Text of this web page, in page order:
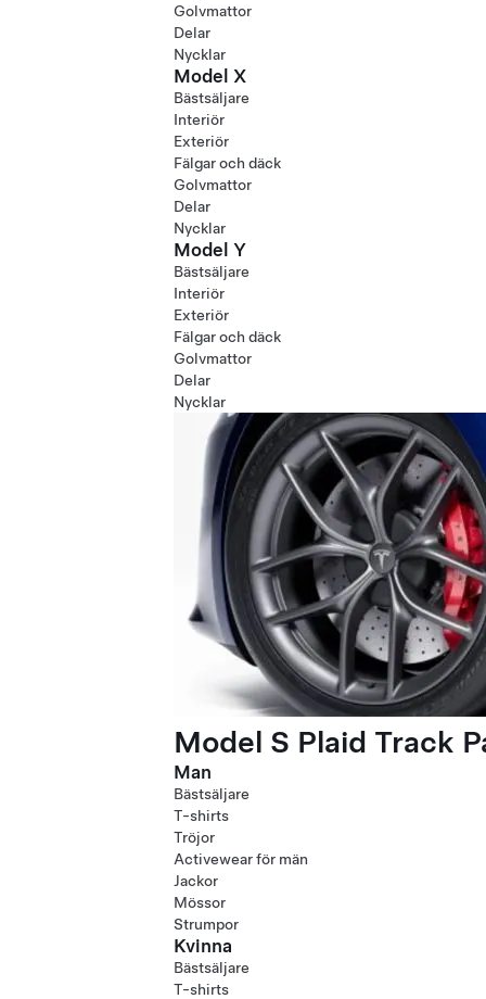
Golvmattor
Delar
Nycklar
Model X
Bästsäljare
Interiör
Exteriör
Fälgar och däck
Golvmattor
Delar
Nycklar
Model Y
Bästsäljare
Interiör
Exteriör
Fälgar och däck
Golvmattor
Delar
Nycklar
Model S Plaid Track
Man
Bästsäljare
T-shirts
Tröjor
Activewear för män
Jackor
Mössor
Strumpor
Kvinna
Bästsäljare
T-shirts